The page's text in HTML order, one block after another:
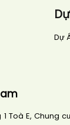
Dự
1 Toà E, Chung